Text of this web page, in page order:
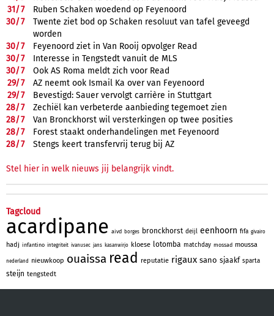
31/7
Ruben Schaken woedend op Feyenoord
30/7
Twente ziet bod op Schaken resoluut van tafel geveegd
worden
30/7
Feyenoord ziet in Van Rooij opvolger Read
30/7
Interesse in Tengstedt vanuit de MLS
30/7
Ook AS Roma meldt zich voor Read
29/7
AZ neemt ook Ismail Ka over van Feyenoord
29/7
Bevestigd: Sauer vervolgt carrière in Stuttgart
28/7
Zechiël kan verbeterde aanbieding tegemoet zien
28/7
Van Bronckhorst wil versterkingen op twee posities
28/7
Forest staakt onderhandelingen met Feyenoord
28/7 Stengs keert transfervrij terug bij AZ
Stel hier in welk nieuws jij belangrijk vindt.
Tagcloud
acardipane aivd borges bronckhorst deijl eenhoorn fifa givairo
hadj infantino integriteit ivanusec jans kasanwirjo kloese lotomba matchday mossad moussa
nederland nieuwkoop ouaissa read reputatie rigaux sano sjaakf sparta
steijn tengstedt